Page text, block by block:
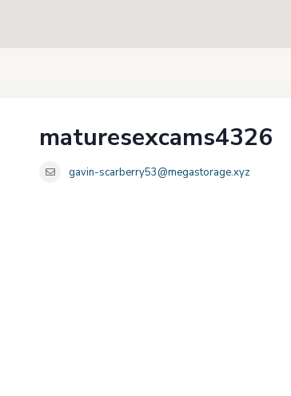
maturesexcams4326
gavin-scarberry53@megastorage.xyz